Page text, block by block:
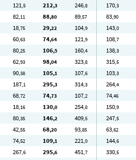
121,5 212,3 246,8 170,3
82,11 88,80 89,57 83,90
18,75 29,22 104,9 143,0
60,63 74,64 121,9 108,7
80,25 106,5 160,4 138,3
62,93 98,04 323,8 315,5
90,38 105,1 107,6 103,3
187,1 295,3 314,3 264,4
68,72 74,73 107,2 74,46
18,16 130,0 254,8 150,9
80,35 146,2 409,5 247,5
42,55 68,20 93,85 63,62
74,52 109,1 221,0 144,6
267,6 295,6 451,7 330,5